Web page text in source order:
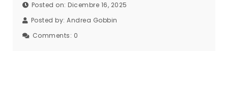
Posted on: Dicembre 16, 2025
Posted by: Andrea Gobbin
Comments: 0